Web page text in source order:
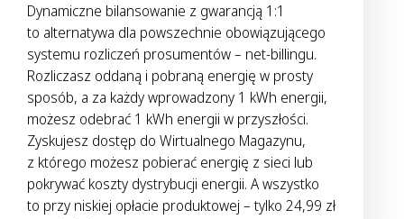
Dynamiczne bilansowanie z gwarancją 1:1
to alternatywa dla powszechnie obowiązującego
systemu rozliczeń prosumentów – net-billingu.
Rozliczasz oddaną i pobraną energię w prosty
sposób, a za każdy wprowadzony 1 kWh energii,
możesz odebrać 1 kWh energii w przyszłości.
Zyskujesz dostęp do Wirtualnego Magazynu,
z którego możesz pobierać energię z sieci lub
pokrywać koszty dystrybucji energii. A wszystko
to przy niskiej opłacie produktowej – tylko 24,99 zł